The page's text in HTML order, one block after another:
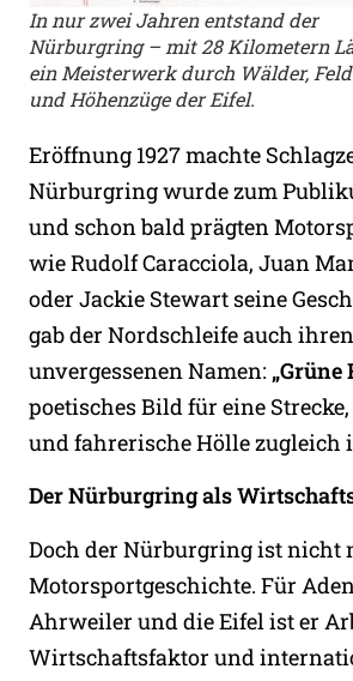
In nur zwei Jahren entstand der
Nürburgring – mit 28 Kilometern
ein Meisterwerk durch Wälder,
und Höhenzüge der Eifel.
Eröffnung 1927 machte
Nürburgring wurde zum
und schon bald prägten
wie Rudolf Caracciola, Juan
oder Jackie Stewart seine
gab der Nordschleife auch ihren
unvergessenen Namen: „Grüne
poetisches Bild für eine
und fahrerische Hölle zugleich
Der Nürburgring als
Doch der Nürburgring ist nicht
Motorsportgeschichte. Für
Ahrweiler und die Eifel ist er
Wirtschaftsfaktor und